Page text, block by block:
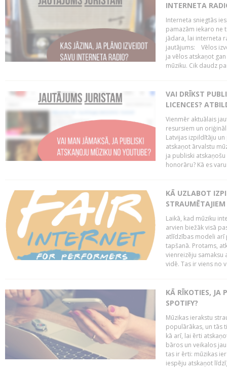
INTERNETA
Interneta sniegtās
pamazām iekaro ne
jādara, lai interneta
jautājums: Vēlos
ja vēlos atskaņot
mūziku. Cik daudz
VAI DRĪKST
LICENCES?
Vienmēr aktuālais
resursiem un
Latvijas izpildītāju
atskaņot ārvalstu
ja publiski
honorāru? Kā es
KĀ UZLABOT
Laikā, kad mūziku
arvien biežāk visā
atlīdzības modeli arī
tapšanā. Protams,
vienreizēju
vidē. Tas ir viens no
KĀ RĪKOTIES, JA
SPOTIFY?
Mūzikas ierakstu
populārākas, un tās
kā arī, lai ērti
bāros un veikalos
tas ir ērti: mūzikas
iespēju atskaņot